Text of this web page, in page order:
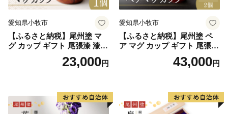
田原市は愛知県南部の渥美半島に位置し、ほぼ半島全
域を市域としています。美しい海と緑豊かな自然に恵ま
条件から農業が盛んで、温室メロン、トマト、花きなど
トコーン、スイカなどの露地栽培、さらに乳牛、肉牛、
養豚などの畜産もあり全国有数の農業地帯として全国の
愛知県小牧市
【ふるさと納税】尾州塗 マ
グ カップ ギフト 尾張漆 漆
漆器 漆器工芸 工芸品 芸術性
実用性 抗菌性 美味しく安全
ウイルス効果 お取り寄せ 愛
知県 小牧市 送料無料
23,000円
愛知県小牧市
【ふるさと納税】尾州塗 ペ
ア マグ カップ ギフト 尾張漆
漆 漆器 漆器工芸 工芸品 芸術
性 実用性 抗菌性 美味しく安
抗ウイルス効果 お取り寄せ
愛知県 小牧市 送料無料
43,000円